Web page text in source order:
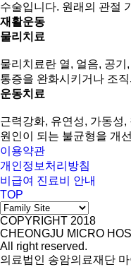
수술입니다. 원래의 관절
재활운동
물리치료
물리치료란 열, 얼음, 공
통증을 완화시키거나 조
운동치료
근력강화, 유연성, 가동성
원인이 되는 불균형을 개
이용약관
개인정보처리방침
비급여 진료비 안내
TOP
COPYRIGHT 2018
CHEONGJU MICRO
All right reserved.
의료법인 송암의료재단